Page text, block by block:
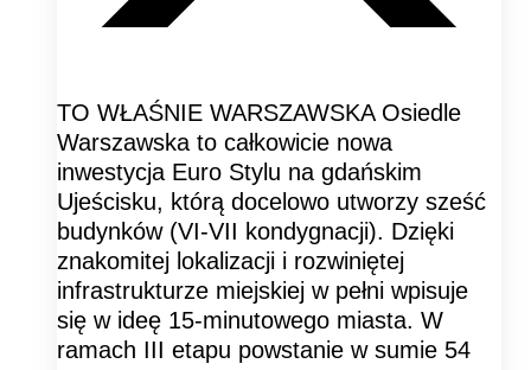
TO WŁAŚNIE WARSZAWSKA Osiedle
Warszawska to całkowicie nowa
inwestycja Euro Stylu na gdańskim
Ujeścisku, którą docelowo utworzy sześć
budynków (VI-VII kondygnacji). Dzięki
znakomitej lokalizacji i rozwiniętej
infrastrukturze miejskiej w pełni wpisuje
się w ideę 15-minutowego miasta. W
ramach III etapu powstanie w sumie 54